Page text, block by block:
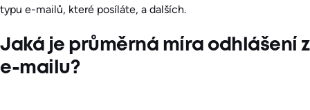
typu e-mailů, které posíláte, a dalších.
Jaká je průměrná míra odhlášení z
e-mailu?